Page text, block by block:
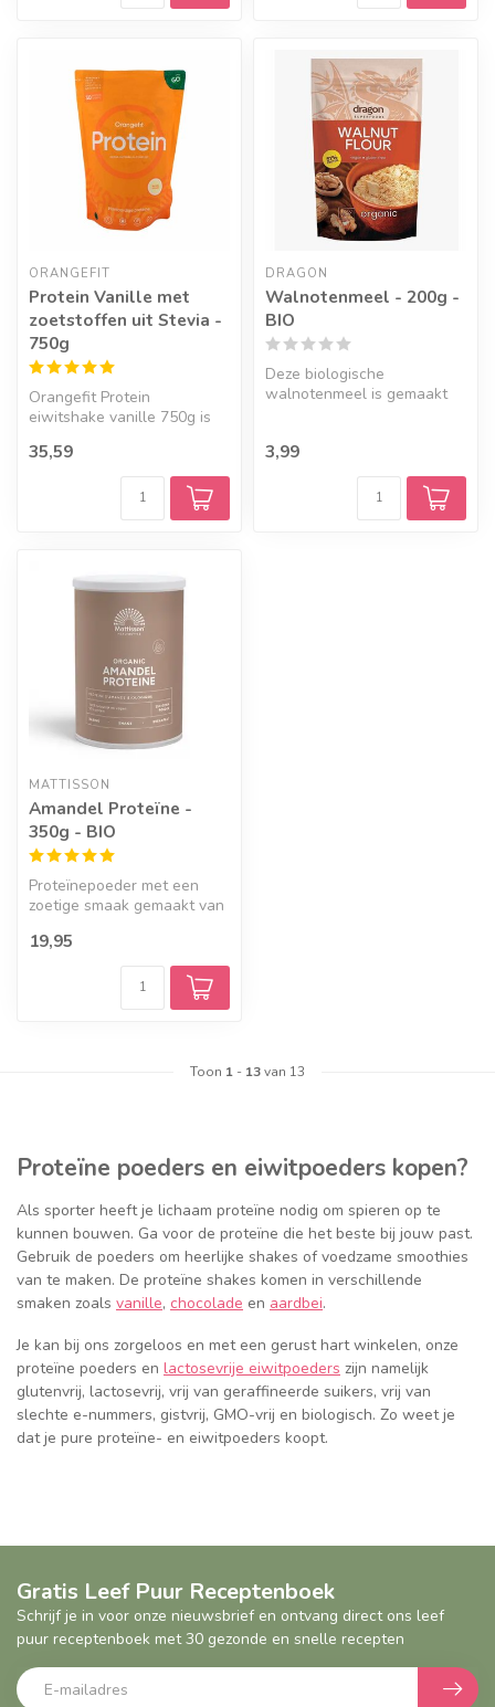
ORANGEFIT
Protein Vanille met
zoetstoffen uit Stevia -
750g
Orangefit Protein
eiwitshake vanille 750g is
eiwitpoeder, ...
35,59
DRAGON
Walnotenmeel - 200g -
BIO
Deze biologische
walnotenmeel is gemaakt
3,99
MATTISSON
Amandel Proteïne -
350g - BIO
Proteïnepoeder met een
zoetige smaak gemaakt van
van e...
19,95
Toon 1 - 13van 13
Proteïne poeders en eiwitpoeders kopen?
Als sporter heeft je lichaam proteïne nodig om spieren op te
kunnen bouwen. Ga voor de proteïne die het beste bij jouw past.
Gebruik de poeders om heerlijke shakes of voedzame smoothies
van te maken. De proteïne shakes komen in verschillende
smaken zoals vanille, chocolade en aardbei.
Je kan bij ons zorgeloos en met een gerust hart winkelen, onze
proteïne poeders en lactosevrije eiwitpoeders zijn namelijk
glutenvrij, lactosevrij, vrij van geraffineerde suikers, vrij van
slechte e-nummers, gistvrij, GMO-vrij en biologisch. Zo weet je
dat je pure proteïne- en eiwitpoeders koopt.
Gratis Leef Puur Receptenboek
Schrijf je in voor onze nieuwsbrief en ontvang direct ons leef
puur receptenboek met 30 gezonde en snelle recepten